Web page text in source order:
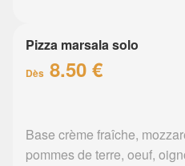
Pizza marsala solo
Dès 8.50 €
Base crème fraîche,
pommes de terre, oeuf,